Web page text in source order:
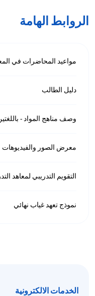
الروابط الهامة
مواعيد المحاضرات في
دليل الطالب
وصف مناهج المواد -
معرض الصور والفيديوهات
التقويم التدريبي لمعاهد
نموذج تعهد غياب نهائي
الخدمات الالكترونية